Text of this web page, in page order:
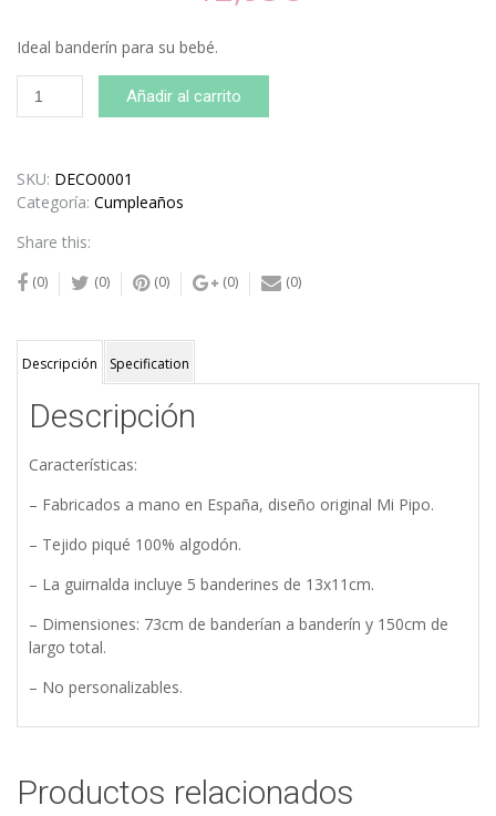
Ideal banderín para su bebé.
Banderines
Handmade
Gris
cantidad
Añadir al carrito
SKU: DECO0001
Categoría: Cumpleaños
Share this:
(0) (0) (0) (0) (0)
Descripción Specification
Descripción
Características:
– Fabricados a mano en España, diseño original Mi Pipo.
– Tejido piqué 100% algodón.
– La guirnalda incluye 5 banderines de 13x11cm.
– Dimensiones: 73cm de banderían a banderín y 150cm de
largo total.
– No personalizables.
Productos relacionados